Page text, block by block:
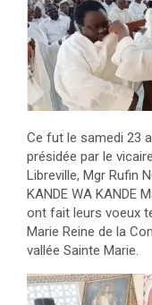
Ce fut le samedi 23
présidée par le
Libreville, Mgr Rufin
KANDE WA KANDE
ont fait leurs voeux
Marie Reine de la
vallée Sainte Marie.